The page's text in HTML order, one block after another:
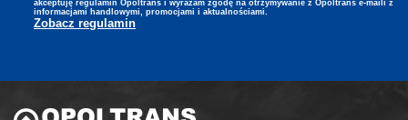
akceptuję regulamin Opoltrans i wyraźam zgodę na otrzymywanie z Opoltrans e-maili z
informacjami handlowymi, promocjami i aktualnościami.
Zobacz regulamin